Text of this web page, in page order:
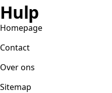
Hulp
Homepage
Contact
Over ons
Sitemap